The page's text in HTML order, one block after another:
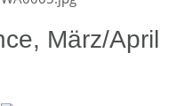
März/April